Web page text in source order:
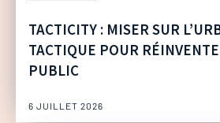
TACTICITY : MISER SUR
TACTIQUE POUR
PUBLIC
6 JUILLET 2026